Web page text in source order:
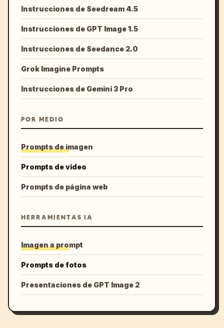
Instrucciones de Seedream 4.5
Instrucciones de GPT Image 1.5
Instrucciones de Seedance 2.0
Grok Imagine Prompts
Instrucciones de Gemini 3 Pro
POR MEDIO
Prompts de imagen
Prompts de video
Prompts de página web
HERRAMIENTAS IA
Imagen a prompt
Prompts de fotos
Presentaciones de GPT Image 2